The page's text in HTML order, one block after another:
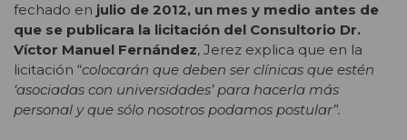
fechado en julio de 2012, un mes y medio antes de
que se publicara la licitación del Consultorio Dr.
Víctor Manuel Fernández, Jerez explica que en la
licitación “colocarán que deben ser clínicas que estén
‘asociadas con universidades’ para hacerla más
personal y que sólo nosotros podamos postular”.